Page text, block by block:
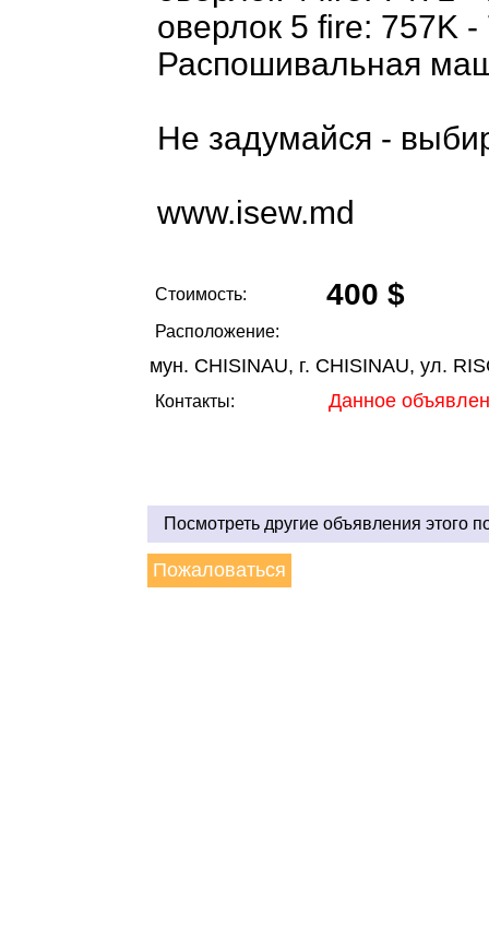
оверлок 5 fire: 757K
Распошивальная
Не задумайся -
www.isew.md
Стоимость: 400 $
Расположение:
мун. CHISINAU, г. CHISINAU, ул.
Контакты: Данное
Посмотреть другие объявления этого
Пожаловаться